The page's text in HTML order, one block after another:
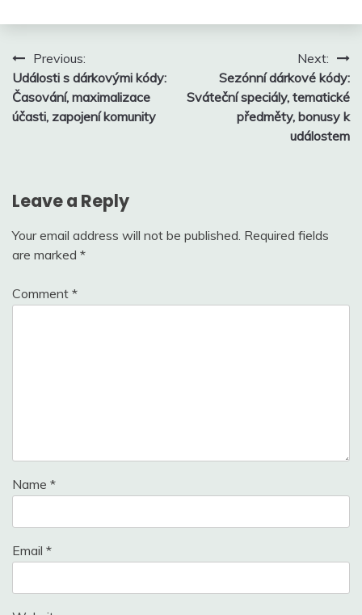
Post
navigation
Previous:
Události s dárkovými kódy:
Časování, maximalizace
účasti, zapojení komunity
Next:
Sezónní dárkové kódy:
Sváteční speciály, tematické
předměty, bonusy k
událostem
Leave a Reply
Your email address will not be published. Required fields
are marked *
Comment *
Name *
Email *